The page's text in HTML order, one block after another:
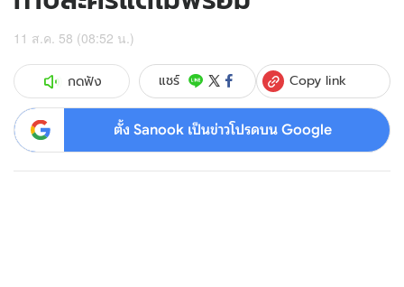
11 ส.ค. 58 (08:52 น.)
กดฟัง แชร์ Copy link
ตั้ง Sanook เป็นข่าวโปรดบน Google